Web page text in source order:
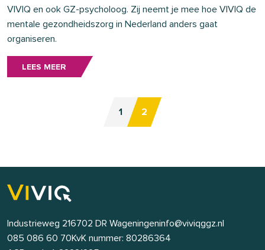
VIVIQ en ook GZ-psycholoog. Zij neemt je mee hoe VIVIQ de
mentale gezondheidszorg in Nederland anders gaat
organiseren.
LEES MEER
1 2
Industrieweg 216702 DR Wageningeninfo@viviqggz.nl
085 086 60 70KvK nummer: 80286364